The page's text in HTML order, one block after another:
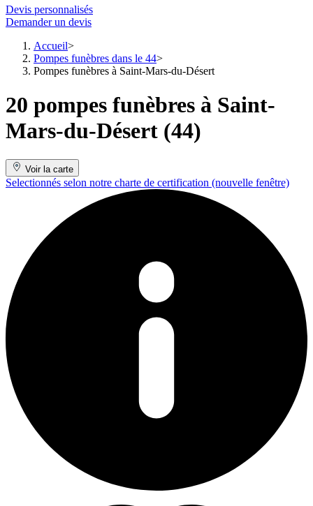
Devis personnalisés
Demander un devis
Accueil
Pompes funèbres dans le 44
Pompes funèbres à Saint-Mars-du-Désert
20 pompes funèbres à Saint-
Mars-du-Désert (44)
Voir la carte
Selectionnés selon notre charte de certification (nouvelle fenêtre)